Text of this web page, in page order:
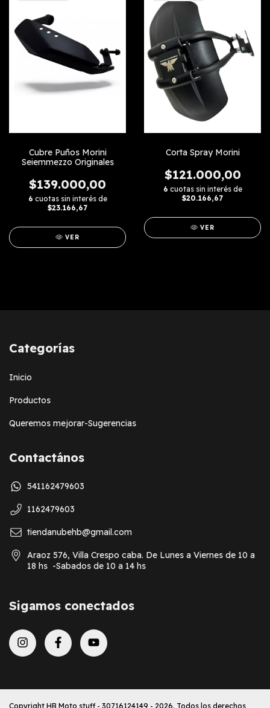
Cubre Puños Morini
Seiemmezzo Originales
$139.000,00
6 cuotas sin interés de
$23.166,67
VER
Corta Spray Morini
$121.000,00
6 cuotas sin interés de
$20.166,67
VER
Categorías
Inicio
Productos
Queremos mejorar-Sugerencias
Contactános
541162479603
1162479603
tiendanubehb@gmail.com
Araoz 576, Villa Crespo caba. De Lunes a Viernes de 10 a
18 hs -Sabados de 10 a 14 hs
Sigamos conectados
Copyright HB Moto stuff - 30716124149 - 2026. Todos los derechos